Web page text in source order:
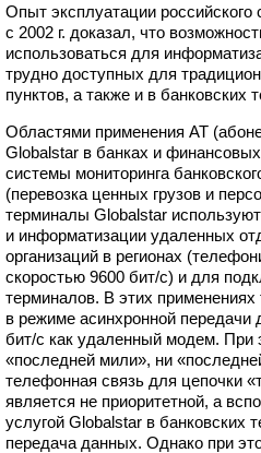
Опыт эксплуатации
с 2002 г. доказал, что
использоваться для
трудно доступных для
пунктов, а также и в банковских
Областями применения АТ
Globalstar в банках и
системы мониторинга
(перевозка ценных грузов и
терминалы Globalstar
и информатизации удаленных
организаций в регионах
скоростью 9600 бит/с) и для
терминалов. В этих
в режиме асинхронной передачи
бит/с как удаленный модем. При
«последней мили», ни
телефонная связь для цепочки
является не приоритетной, а
услугой Globalstar в банковских
передача данных. Однако при